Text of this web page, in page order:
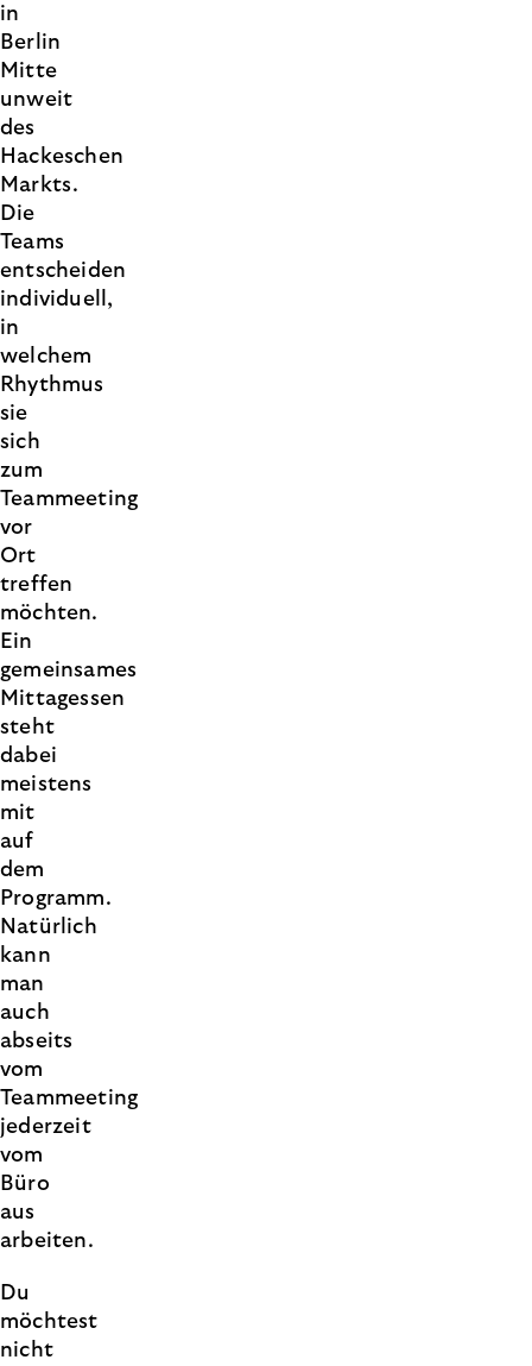
in
Berlin
Mitte
unweit
des
Hackeschen
Markts.
Die
Teams
entscheiden
individuell,
in
welchem
Rhythmus
sie
sich
zum
Teammeeting
vor
Ort
treffen
möchten.
Ein
gemeinsames
Mittagessen
steht
dabei
meistens
mit
auf
dem
Programm.
Natürlich
kann
man
auch
abseits
vom
Teammeeting
jederzeit
vom
Büro
aus
arbeiten.
Du
möchtest
nicht